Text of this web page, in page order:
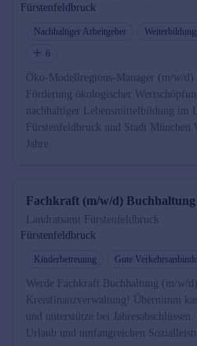
Fürstenfeldbruck
Nachhaltiger Arbeitgeber
6
Öko-Modellregions-Manager (m/w/d)
Förderung ökologischer
nachhaltiger Lebensmittelbildung im
Fürstenfeldbruck und Stadt München
Jahre.
Fachkraft (m/w/d) Buchhaltung
Landratsamt Fürstenfeldbruck
Fürstenfeldbruck
Kinderbetreuung Gute
Werde Fachkraft Buchhaltung (m/w/
Kreisfinanzverwaltung! Übernimm
und unterstütze bei
Urlaub und umfangreichen